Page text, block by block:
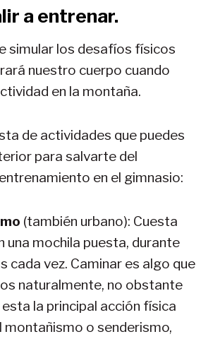
a entrenar.
simular los desafíos físicos
nuestro cuerpo cuando
en la montaña.
de actividades que puedes
para salvarte del
en el gimnasio:
(también urbano): Cuesta
una mochila puesta, durante
cada vez. Caminar es algo que
naturalmente, no obstante
esta la principal acción física
montañismo o senderismo,